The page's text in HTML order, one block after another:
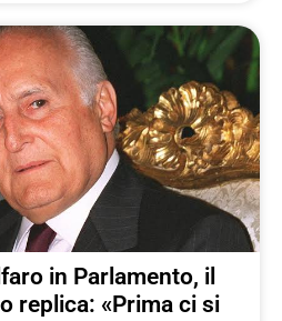
in Parlamento, il
replica: «Prima ci si